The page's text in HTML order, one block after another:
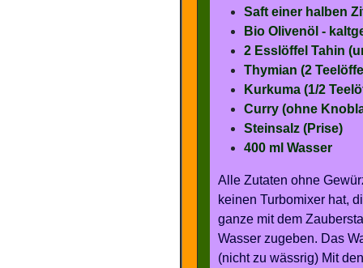
Saft einer halben
Bio Olivenöl -
2 Esslöffel Tahin
Thymian (2
Kurkuma (1/2
Curry (ohne
Steinsalz (Prise)
400 ml Wasser
Alle Zutaten ohne
keinen Turbomixer hat,
ganze mit dem
Wasser zugeben. Das
(nicht zu wässrig) Mit